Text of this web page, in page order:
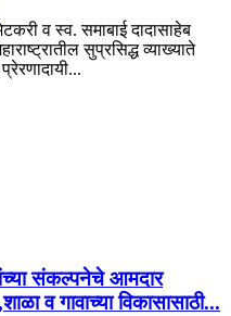
व स्व. समाबाई दादासाहेब
सुप्रसिद्ध व्याख्याते
संकल्पनेचे आमदार
व गावाच्या विकासासाठी...